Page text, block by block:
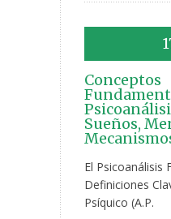
Conceptos
Sueños,
El Psicoanálisis
Definiciones
Psíquico (A.P.